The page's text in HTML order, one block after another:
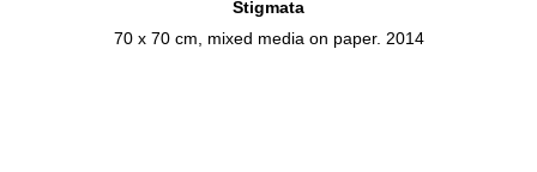
Stigmata
70 x 70 cm, mixed media on paper. 2014